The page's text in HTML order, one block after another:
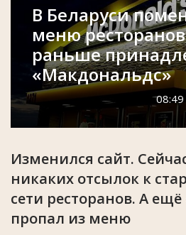
В Беларуси
меню
раньше
«Макдональдс»
Изменился сайт.
никаких отсылок к
сети ресторанов. А
пропал из меню